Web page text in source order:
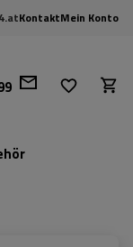
KontaktMein Konto